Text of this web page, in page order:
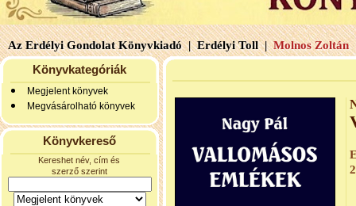
Az Erdélyi Gondolat Könyvkiadó | Erdélyi Toll | Molnos Zoltán
Könyvkategóriák
Megjelent könyvek
Megvásárolható könyvek
Könyvkereső
Kereshet név, cím és
szerző szerint